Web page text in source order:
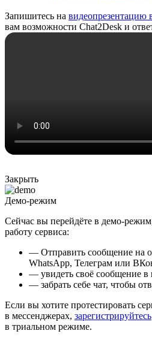
Запишитесь на видеопрезентацию
вам возможности Chat2Desk и
Закрыть
Демо-режим
Сейчас вы перейдёте в демо-
работу сервиса:
— Отправить сообщение на
WhatsApp, Телеграм или
— увидеть своё сообщение в
— забрать себе чат, чтобы
Если вы хотите протестировать
в мессенджерах, зарегистрируйтесь
в триальном режиме.